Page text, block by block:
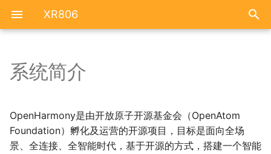
XR806
硬件简介
原理图
引脚功能
开发环境搭建
RTOS 快速开发入门
工程配置
技术架构
技术特性
系统类型
资源汇总
FAQ
系统简介
OpenHarmony是由开放原子开源基金会（OpenAtom
Foundation）孵化及运营的开源项目，目标是面向全场
景、全连接、全智能时代，基于开源的方式，搭建一个智能